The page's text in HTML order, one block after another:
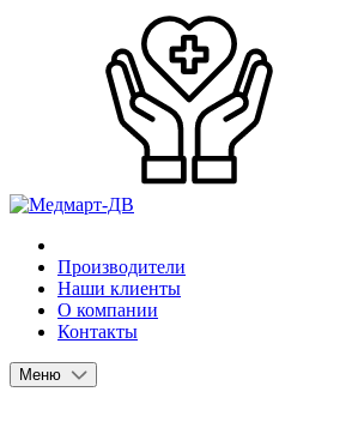
Производители
Наши клиенты
О компании
Контакты
Меню